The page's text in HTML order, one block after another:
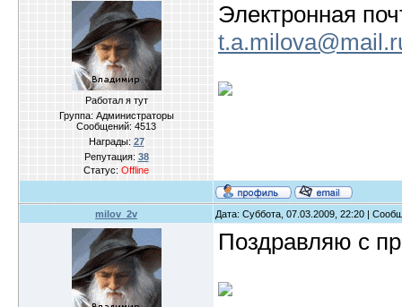
Работал я тут
Группа: Администраторы
Сообщений: 4513
Награды: 27
Репутация: 38
Статус: Offline
Электронная
milov_2v Дата: Суббота, 07.03.2009, 22:20 |
Поздравляю с